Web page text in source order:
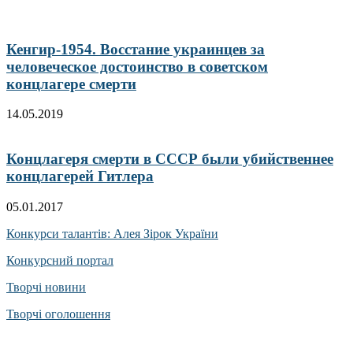
Кенгир-1954. Восстание украинцев за
человеческое достоинство в советском
концлагере смерти
14.05.2019
Концлагеря смерти в СССР были убийственнее
концлагерей Гитлера
05.01.2017
Конкурси талантів: Алея Зірок України
Конкурсний портал
Творчі новини
Творчі оголошення